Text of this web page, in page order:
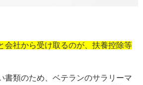
会社から受け取るのが、扶養控除等
書類のため、ベテランのサラリーマ